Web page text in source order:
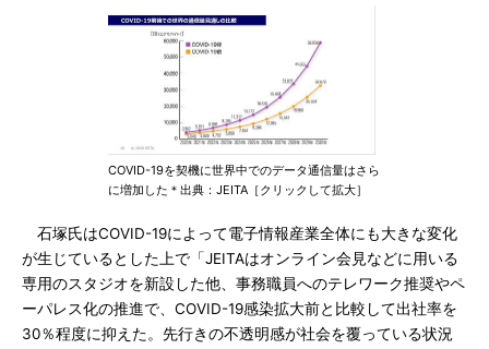
COVID-19を契機に世界中でのデータ通信量はさら
に増加した＊出典：JEITA［クリックして拡大］
石塚氏はCOVID-19によって電子情報産業全体にも大きな変化
が生じているとした上で「JEITAはオンライン会見などに用いる
専用のスタジオを新設した他、事務職員へのテレワーク推奨やペ
ーパレス化の推進で、COVID-19感染拡大前と比較して出社率を
30％程度に抑えた。先行きの不透明感が社会を覆っている状況